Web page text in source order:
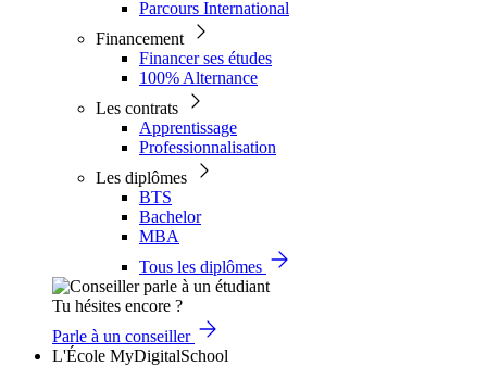
Parcours International
Financement
Financer ses études
100% Alternance
Les contrats
Apprentissage
Professionnalisation
Les diplômes
BTS
Bachelor
MBA
Tous les diplômes
Tu hésites encore ?
Parle à un conseiller
L'École MyDigitalSchool